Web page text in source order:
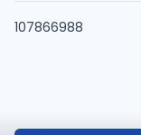
107866988